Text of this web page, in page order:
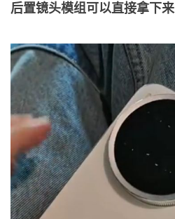
后置镜头模组可以直接拿下来